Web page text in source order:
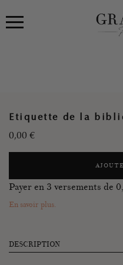
Etiquette de la
0,00 €
Payer en 3 versements de
En savoir plus.
DESCRIPTION